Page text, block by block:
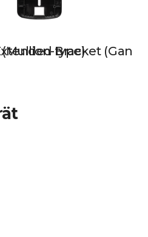
type)
Bracket